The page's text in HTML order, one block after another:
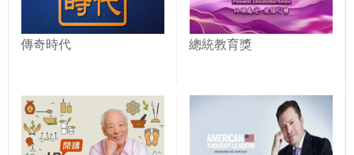
傳奇時代 總統教育獎